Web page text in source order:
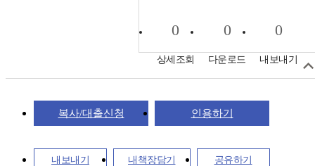
0
상세조회
0
다운로드
0
내보내기
복사/대출신청 인용하기
내보내기 내책장담기 공유하기